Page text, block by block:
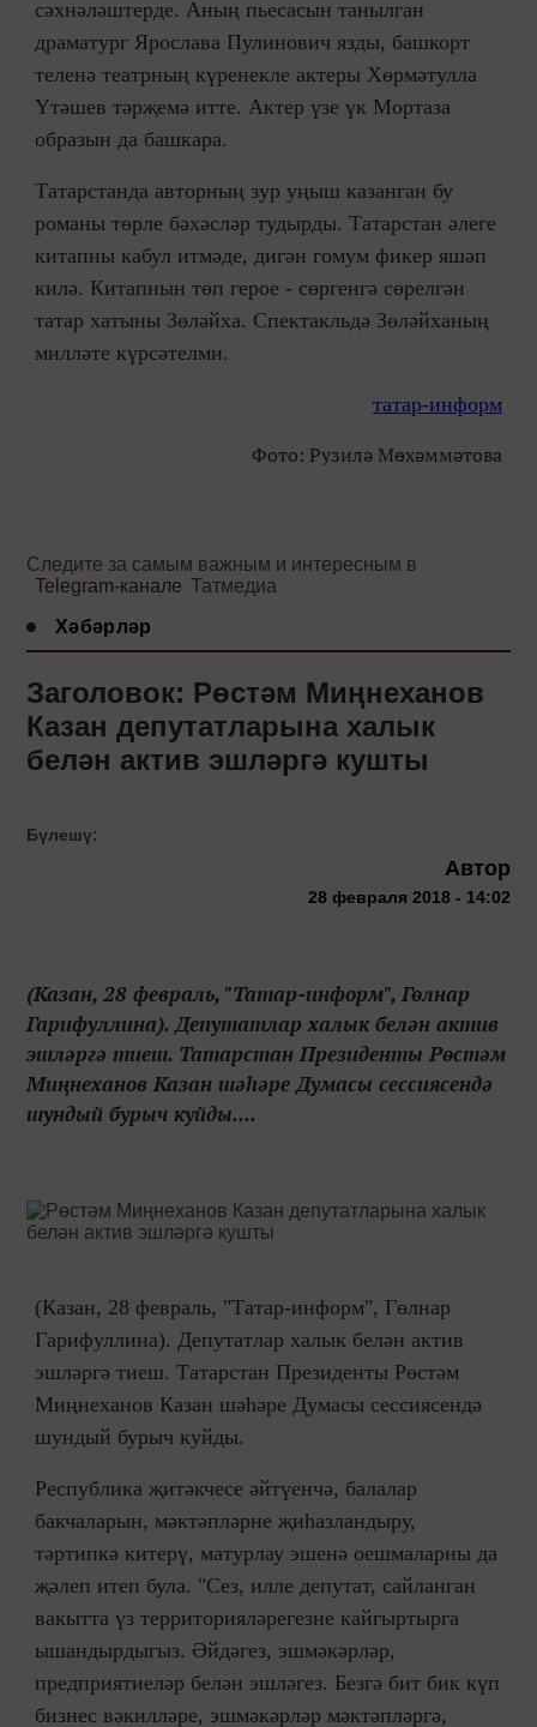
сәхнәләштерде. Аның пьесасын танылган
драматург Ярослава Пулинович язды, башкорт
теленә театрның күренекле актеры Хөрмәтулла
Үтәшев тәрҗемә итте. Актер үзе үк Мортаза
образын да башкара.
Татарстанда авторның зур уңыш казанган бу
романы төрле бәхәсләр тудырды. Татарстан әлеге
китапны кабул итмәде, дигән гомум фикер яшәп
килә. Китапнын төп герое - сөргенгә сөрелгән
татар хатыны Зөләйха. Спектакльдә Зөләйханың
милләте күрсәтелми.
татар-информ
Фото: Рузилә Мөхәммәтова
Следите за самым важным и интересным в
Telegram-канале Татмедиа
Хәбәрләр
Заголовок: Рөстәм Миңнеханов
Казан депутатларына халык
белән актив эшләргә кушты
Бүлешү:
Автор
28 февраля 2018 - 14:02
(Казан, 28 февраль, "Татар-информ", Гөлнар
Гарифуллина). Депутатлар халык белән актив
эшләргә тиеш. Татарстан Президенты Рөстәм
Миңнеханов Казан шәһәре Думасы сессиясендә
шундый бурыч куйды....
(Казан, 28 февраль, "Татар-информ", Гөлнар
Гарифуллина). Депутатлар халык белән актив
эшләргә тиеш. Татарстан Президенты Рөстәм
Миңнеханов Казан шәһәре Думасы сессиясендә
шундый бурыч куйды.
Республика җитәкчесе әйтүенчә, балалар
бакчаларын, мәктәпләрне җиһазландыру,
тәртипкә китерү, матурлау эшенә оешмаларны да
җәлеп итеп була. "Сез, илле депутат, сайланган
вакытта үз территорияләрегезне кайгыртырга
ышандырдыгыз. Әйдәгез, эшмәкәрләр,
предприятиеләр белән эшләгез. Безгә бит бик күп
бизнес вәкилләре, эшмәкәрләр мәктәпләргә,